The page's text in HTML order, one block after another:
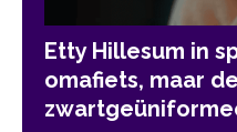
Etty Hillesum in
omafiets, maar